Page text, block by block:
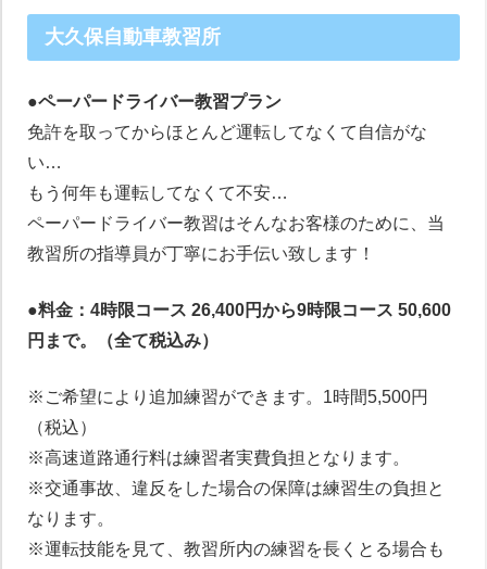
大久保自動車教習所
●ペーパードライバー教習プラン
免許を取ってからほとんど運転してなくて自信がな
い…
もう何年も運転してなくて不安…
ペーパードライバー教習はそんなお客様のために、当
教習所の指導員が丁寧にお手伝い致します！
●料金：4時限コース 26,400円から9時限コース 50,600
円まで。（全て税込み）
※ご希望により追加練習ができます。1時間5,500円
（税込）
※高速道路通行料は練習者実費負担となります。
※交通事故、違反をした場合の保障は練習生の負担と
なります。
※運転技能を見て、教習所内の練習を長くとる場合も